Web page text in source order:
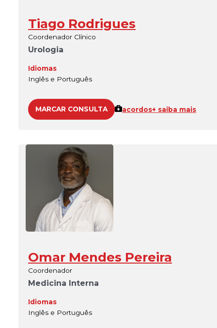
Tiago Rodrigues
Coordenador Clínico
Urologia
Idiomas
Inglês e Português
MARCAR CONSULTA acordos+ saiba mais
Omar Mendes Pereira
Coordenador
Medicina Interna
Idiomas
Inglês e Português